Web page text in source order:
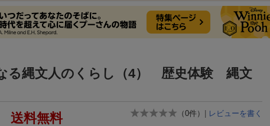
る縄文人のくらし（4） 歴史体験 縄文
（0件） | レビューを書く
送料無料